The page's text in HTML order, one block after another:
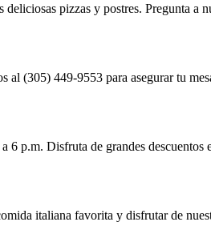
pizzas y postres. Pregunta a
al (305) 449-9553 para asegurar tu
6 p.m. Disfruta de grandes
italiana favorita y disfrutar de